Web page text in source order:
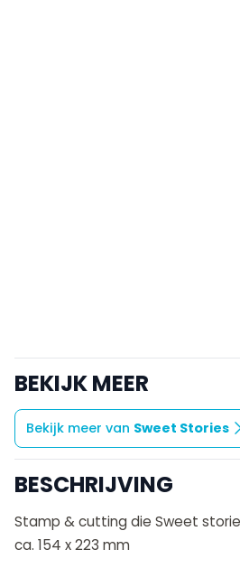
BEKIJK MEER
Bekijk meer van Sweet Stories
BESCHRIJVING
Stamp & cutting die Sweet
ca. 154 x 223 mm